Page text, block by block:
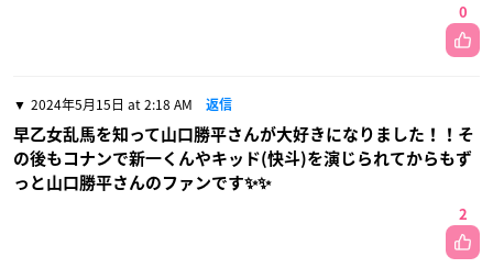
0
2024年5月15日 at 2:18 AM 返信
早乙女乱馬を知って山口勝平さんが大好きになりました！！そ
の後もコナンで新一くんやキッド(快斗)を演じられてからもず
っと山口勝平さんのファンです✨✨
2